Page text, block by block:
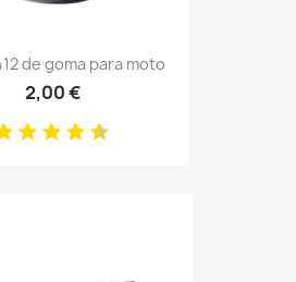
de goma para moto
2,00 €